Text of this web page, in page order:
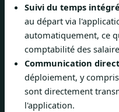
Suivi du temps
au départ via
automatiquement, ce
comptabilité des
Communication
déploiement, y
sont directement
l'application.